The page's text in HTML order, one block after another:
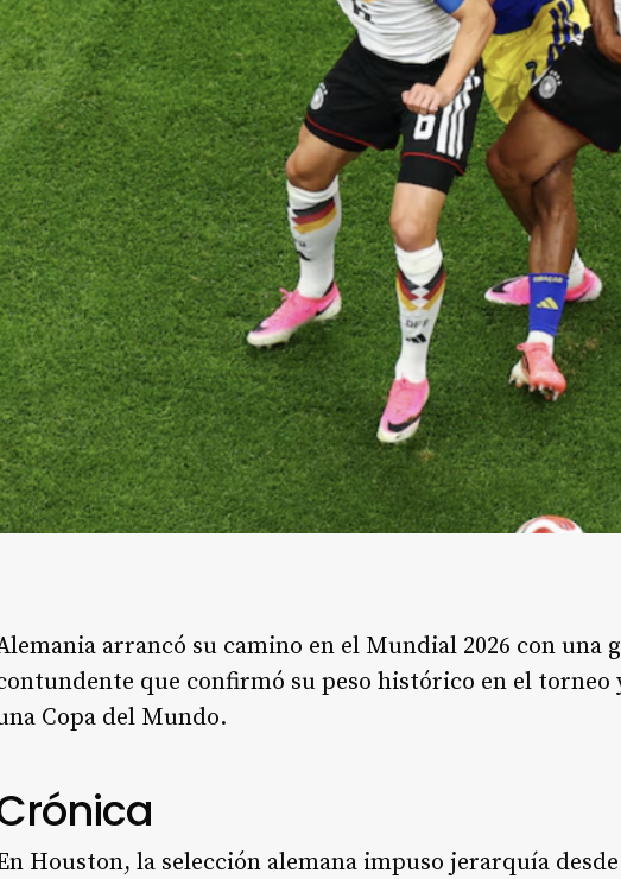
arrancó su camino en el Mundial 2026 con una
que confirmó su peso histórico en el
Copa del Mundo.
Houston, la selección alemana impuso jerarquía